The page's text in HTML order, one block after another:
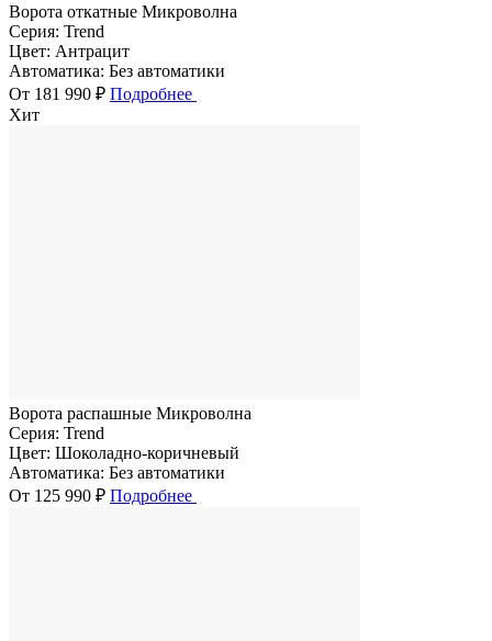
Ворота откатные Микроволна
Серия: Trend
Цвет: Антрацит
Автоматика: Без автоматики
От 181 990 ₽ Подробнее
Хит
Ворота распашные Микроволна
Серия: Trend
Цвет: Шоколадно-коричневый
Автоматика: Без автоматики
От 125 990 ₽ Подробнее